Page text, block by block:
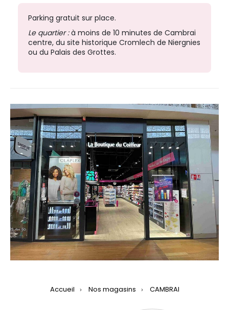
Parking gratuit sur place.
Le quartier :à moins de 10 minutes de Cambrai
centre, du site historique Cromlech de Niergnies
ou du Palais des Grottes.
Accueil Nos magasins CAMBRAI